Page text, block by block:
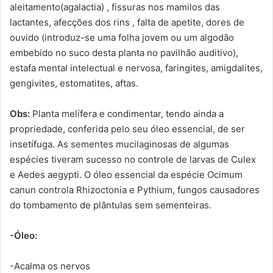
aleitamento(agalactia) , fissuras nos mamilos das
lactantes, afecções dos rins , falta de apetite, dores de
ouvido (introduz-se uma folha jovem ou um algodão
embebido no suco desta planta no pavilhão auditivo),
estafa mental intelectual e nervosa, faringites, amigdalites,
gengivites, estomatites, aftas.
Obs: Planta melífera e condimentar, tendo ainda a
propriedade, conferida pelo seu óleo essencial, de ser
insetífuga. As sementes mucilaginosas de algumas
espécies tiveram sucesso no controle de larvas de Culex
e Aedes aegypti. O óleo essencial da espécie Ocimum
canun controla Rhizoctonia e Pythium, fungos causadores
do tombamento de plântulas sem sementeiras.
-Óleo:
-Acalma os nervos